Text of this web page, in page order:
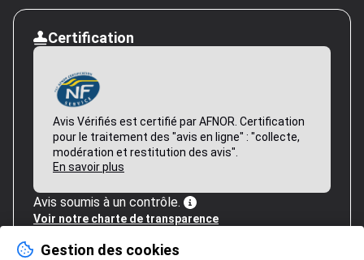
Certification
Avis Vérifiés est certifié par AFNOR. Certification
pour le traitement des "avis en ligne" : "collecte,
modération et restitution des avis".
En savoir plus
Avis soumis à un contrôle.
Voir notre charte de transparence
Gestion des cookies